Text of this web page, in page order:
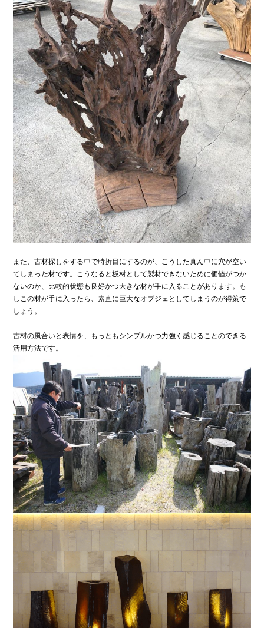
また、古材探しをする中で時折目にするのが、こうした真ん中に穴が空い
てしまった材です。こうなると板材として製材できないために価値がつか
ないのか、比較的状態も良好かつ大きな材が手に入ることがあります。も
しこの材が手に入ったら、素直に巨大なオブジェとしてしまうのが得策で
しょう。
古材の風合いと表情を、もっともシンプルかつ力強く感じることのできる
活用方法です。